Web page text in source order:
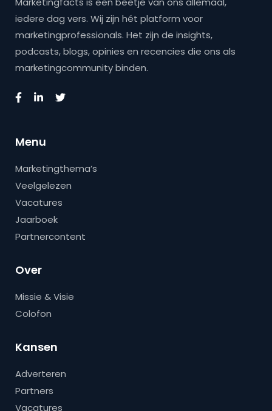
iedere dag vers. Wij zijn hét platform voor
marketingprofessionals. Het zijn de insights,
podcasts, blogs, opinies en recencies die ons als
marketingcommunity binden.
Menu
Marketingthema’s
Veelgelezen
Vacatures
Jaarboek
Partnercontent
Over
Missie & Visie
Colofon
Kansen
Adverteren
Partners
Vacatures